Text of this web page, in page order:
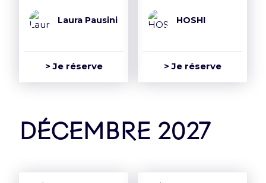
Laura Pausini
> Je réserve
HOSHI
> Je réserve
décembre 2027